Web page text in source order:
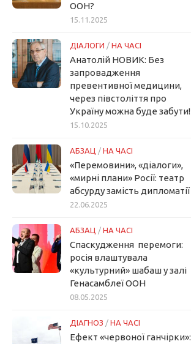
ООН?
15.11.2025
ДІАЛОГИ / НА ЧАСІ
Анатолій НОВИК: Без
запровадження
превентивної медицини,
через півстоліття про
Україну можна буде забути!
15.10.2025
АБЗАЦ / НА ЧАСІ
«Перемовини», «діалоги»,
«мирні плани» Росії: театр
абсурду замість дипломатії
22.06.2025
АБЗАЦ / НА ЧАСІ
Спаскудження перемоги:
росія влаштувала
«культурний» шабаш у залі
Генасамблеї ООН
08.05.2025
ДІАГНОЗ / НА ЧАСІ
Ефект «червоної ганчірки»: